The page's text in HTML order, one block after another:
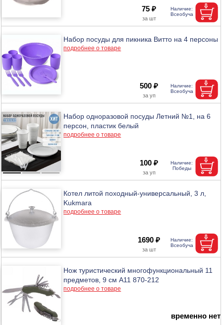
75 ₽
Набор посуды для пикника Витто на 4 персоны
подробнее о товаре
500 ₽
Набор одноразовой посуды Летний №1, на 6
персон, пластик белый
подробнее о товаре
100 ₽
Котел литой походный-универсальный, 3 л,
Kukmara
подробнее о товаре
1690 ₽
Нож туристический многофункциональный 11
предметов, 9 см A11 870-212
подробнее о товаре
временно нет